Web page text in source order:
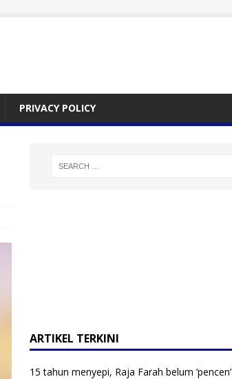
PRIVACY POLICY
ARTIKEL TERKINI
15 tahun menyepi, Raja Farah belum ‘pencen’